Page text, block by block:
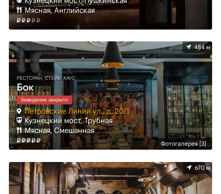
Мясная, Английская
Фотогалерея [3]
484 м
РЕСТОРАН, СТЕЙК-ХАУС
Бок
Заведение закрыто
Петровские Линии ул., д. 20/1
Кузнецкий мост, Трубная
Мясная, Смешанная
670 м